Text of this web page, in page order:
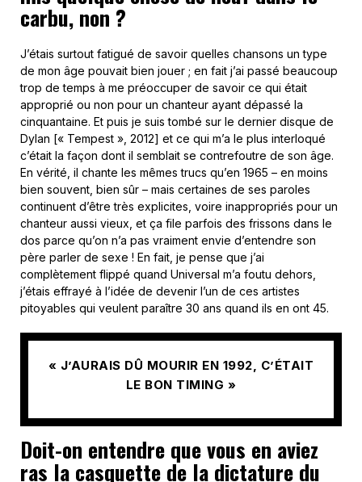
carbu, non ?
J’étais surtout fatigué de savoir quelles chansons un type
de mon âge pouvait bien jouer ; en fait j’ai passé beaucoup
trop de temps à me préoccuper de savoir ce qui était
approprié ou non pour un chanteur ayant dépassé la
cinquantaine. Et puis je suis tombé sur le dernier disque de
Dylan [« Tempest », 2012] et ce qui m’a le plus interloqué
c’était la façon dont il semblait se contrefoutre de son âge.
En vérité, il chante les mêmes trucs qu’en 1965 – en moins
bien souvent, bien sûr – mais certaines de ses paroles
continuent d’être très explicites, voire inappropriés pour un
chanteur aussi vieux, et ça file parfois des frissons dans le
dos parce qu’on n’a pas vraiment envie d’entendre son
père parler de sexe ! En fait, je pense que j’ai
complètement flippé quand Universal m’a foutu dehors,
j’étais effrayé à l’idée de devenir l’un de ces artistes
pitoyables qui veulent paraître 30 ans quand ils en ont 45.
« J’AURAIS DÛ MOURIR EN 1992, C’ÉTAIT
LE BON TIMING »
Doit-on entendre que vous en aviez
ras la casquette de la dictature du